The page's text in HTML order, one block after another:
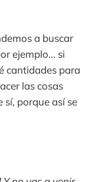
a buscar
ejemplo... si
cantidades para
las cosas
sí, porque así se